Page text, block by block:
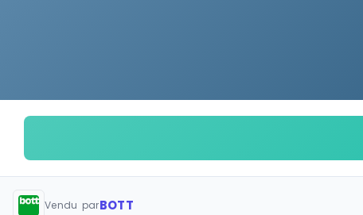
Vendu parBOTT